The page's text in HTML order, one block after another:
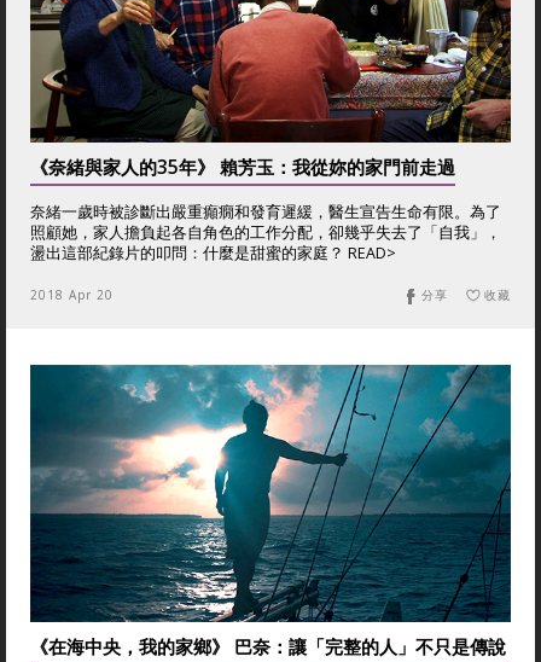
《奈緒與家人的35年》 賴芳玉：我從妳的家門前走過
奈緒一歲時被診斷出嚴重癲癇和發育遲緩，醫生宣告生命有限。為了
照顧她，家人擔負起各自角色的工作分配，卻幾乎失去了「自我」，
盪出這部紀錄片的叩問：什麼是甜蜜的家庭？ READ>
2018 Apr 20 收藏
分享
《在海中央，我的家鄉》 巴奈：讓「完整的人」不只是傳說